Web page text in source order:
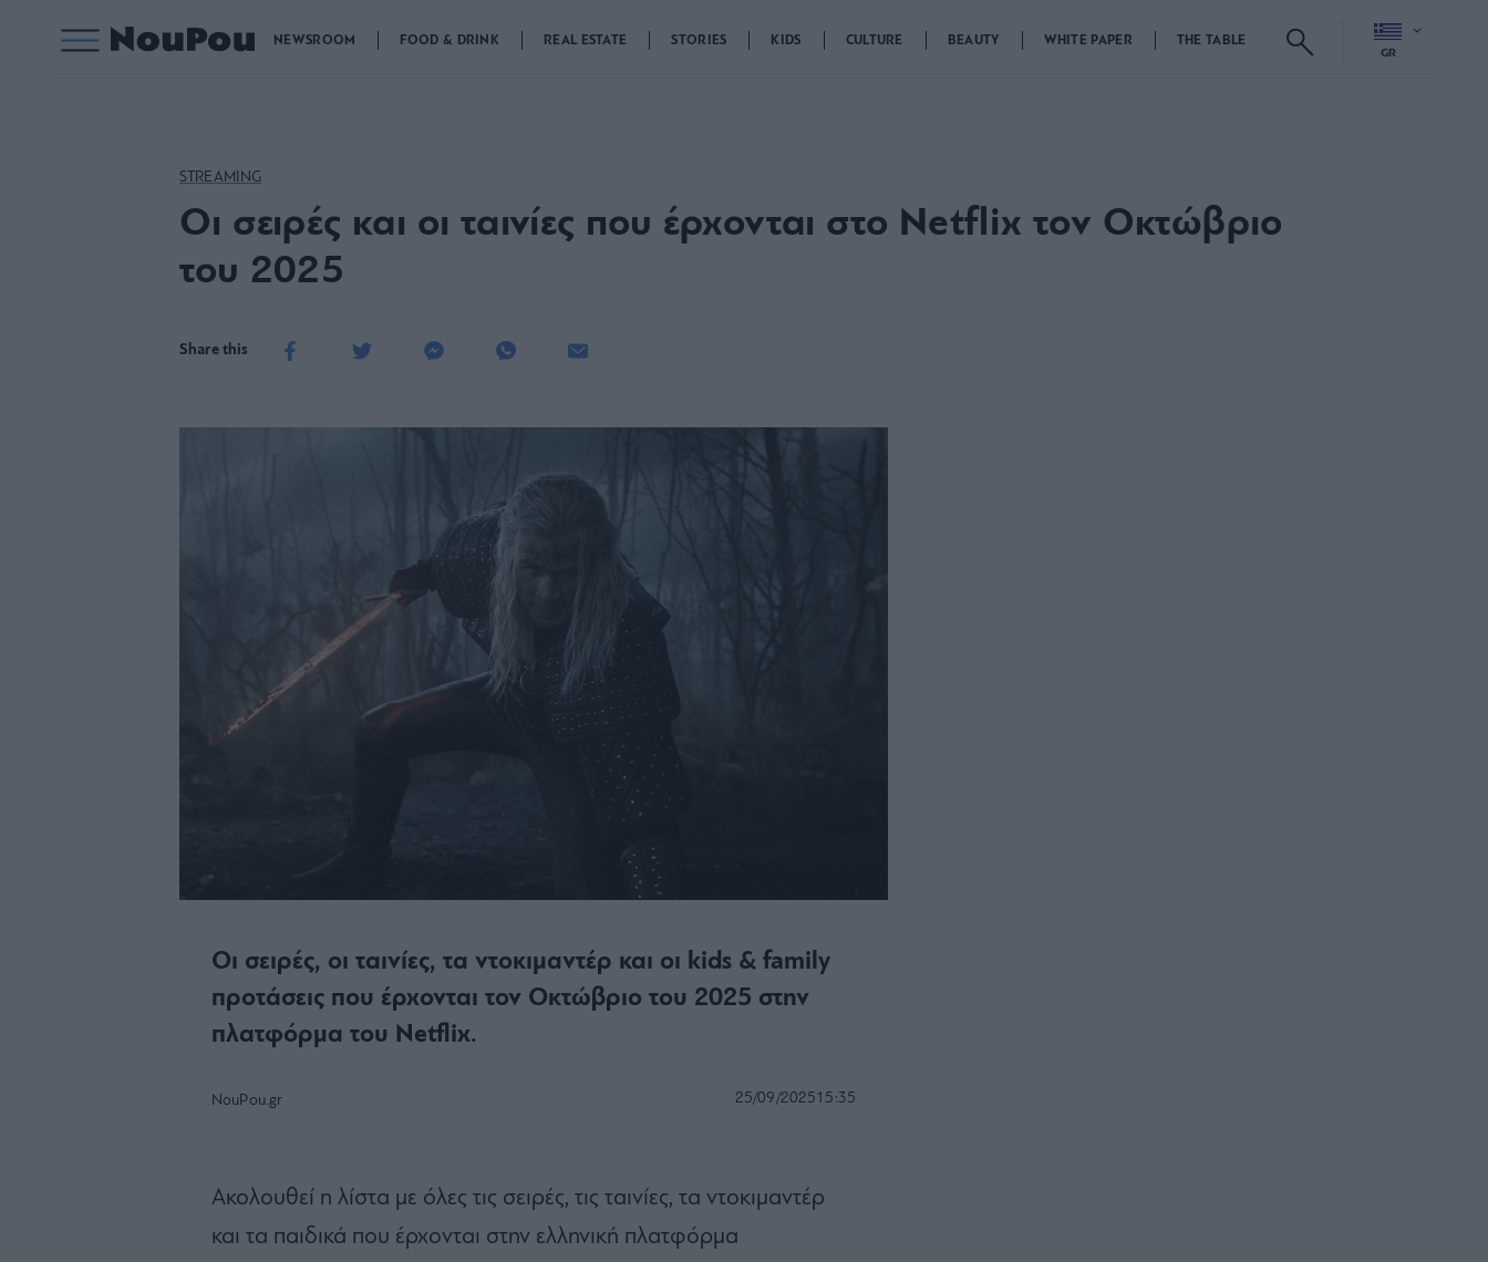
NEWSROOM FOOD & DRINK REAL ESTATE STORIES KIDS CULTURE BEAUTY WHITE PAPER THE TABLE
GR
STREAMING
Οι σειρές και οι ταινίες που έρχονται στο Netflix τον Οκτώβριο
του 2025
Share this
Οι σειρές, οι ταινίες, τα ντοκιμαντέρ και οι kids & family
προτάσεις που έρχονται τον Οκτώβριο του 2025 στην
πλατφόρμα του Netflix.
NouPou.gr 25/09/202515:35
Ακολουθεί η λίστα με όλες τις σειρές, τις ταινίες, τα ντοκιμαντέρ
και τα παιδικά που έρχονται στην ελληνική πλατφόρμα